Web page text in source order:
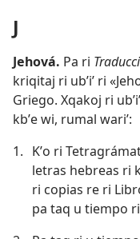
J
Jehová. Pa ri
kriqitaj ri ubʼiʼ ri
Griego. Xqakoj ri
kbʼe wi, rumal wariʼ:
1. Kʼo ri
letras hebreas ri
ri copias re ri
pa taq u tiempo